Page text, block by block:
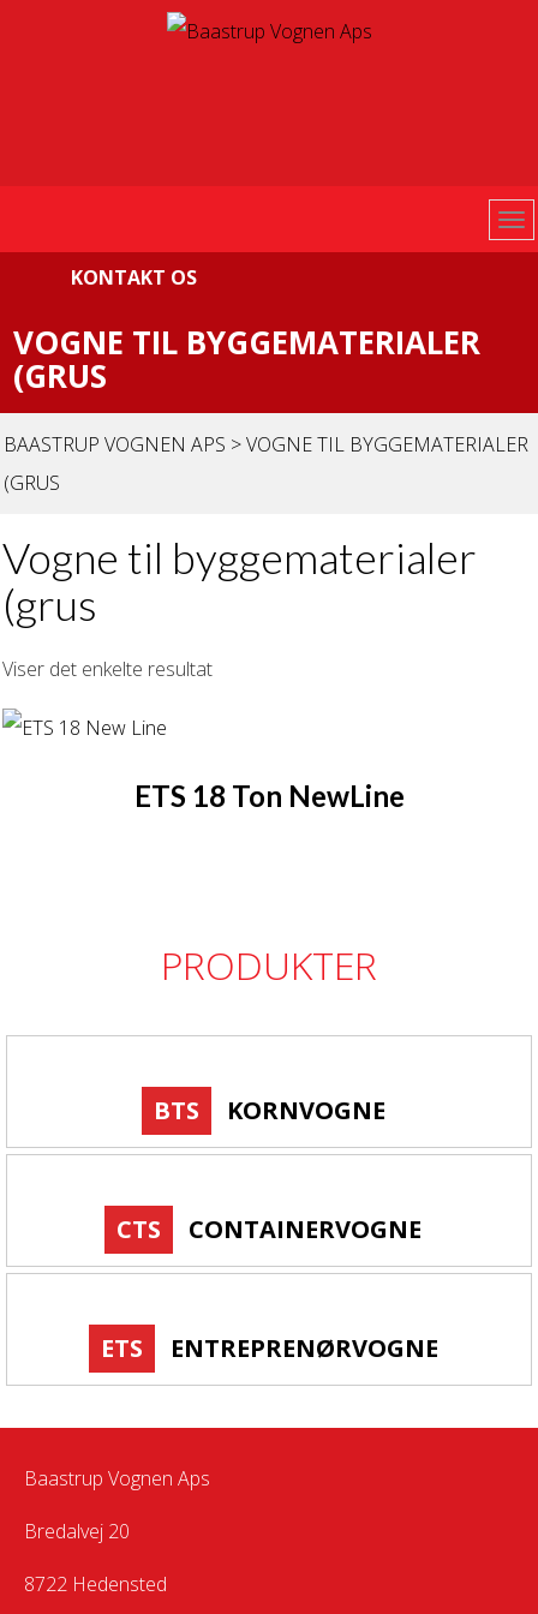
KONTAKT OS
VOGNE TIL BYGGEMATERIALER
(GRUS
BAASTRUP VOGNEN APS >VOGNE TIL BYGGEMATERIALER
(GRUS
Vogne til byggematerialer
(grus
Viser det enkelte resultat
ETS 18 Ton NewLine
PRODUKTER
BTS KORNVOGNE
CTS CONTAINERVOGNE
ETS ENTREPRENØRVOGNE
Baastrup Vognen Aps
Bredalvej 20
8722 Hedensted